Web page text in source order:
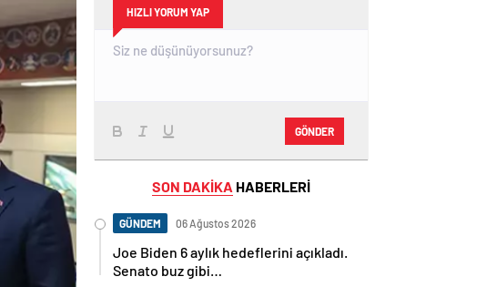
HIZLI YORUM YAP
GÖNDER
SON DAKİKA HABERLERİ
GÜNDEM 06 Ağustos 2026
Joe Biden 6 aylık hedeflerini açıkladı.
Senato buz gibi…